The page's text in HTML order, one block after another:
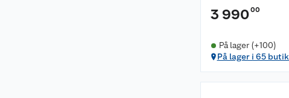
3 99000
På lager (+100)
På lager i 65